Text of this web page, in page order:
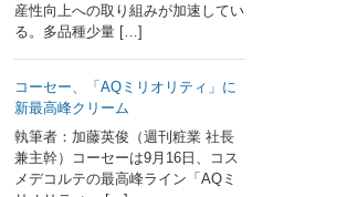
産性向上への取り組みが加速してい
る。多品種少量 […]
コーセー、「AQミリオリティ」に
新最高峰クリーム
執筆者：加藤英俊（週刊粧業 社長
兼主幹）コーセーは9月16日、コス
メデコルテの最高峰ライン「AQミ